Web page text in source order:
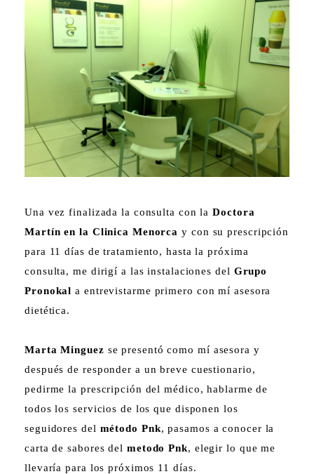
Una vez finalizada la consulta con laDoctora
Martín en la Clinica Menorca y con su prescripción
para 11 días de tratamiento, hasta la próxima
consulta, me dirigí a las instalaciones del Grupo
Pronokal a entrevistarme primero con mí asesora
dietética.
Marta Minguez se presentó como mí asesora y
después de responder a un breve cuestionario,
pedirme la prescripción del médico, hablarme de
todos los servicios de los que disponen los
seguidores del método Pnk, pasamos a conocer la
carta de sabores del metodo Pnk, elegir lo que me
llevaría para los próximos 11 días.